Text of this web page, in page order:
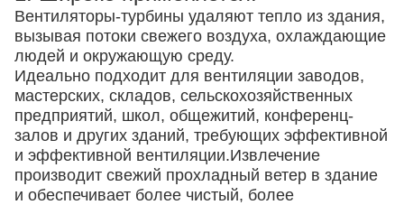
Вентиляторы-турбины удаляют тепло из здания,
вызывая потоки свежего воздуха, охлаждающие
людей и окружающую среду.
Идеально подходит для вентиляции заводов,
мастерских, складов, сельскохозяйственных
предприятий, школ, общежитий, конференц-
залов и других зданий, требующих эффективной
и эффективной вентиляции.Извлечение
производит свежий прохладный ветер в здание
и обеспечивает более чистый, более